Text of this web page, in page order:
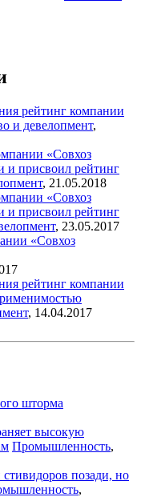
рейтинг компании
и девелопмент,
«Совхоз
и присвоил рейтинг
, 21.05.2018
«Совхоз
и присвоил рейтинг
, 23.05.2017
«Совхоз
рейтинг компании
, 14.04.2017
шторма
высокую
Промышленность,
позади, но
,